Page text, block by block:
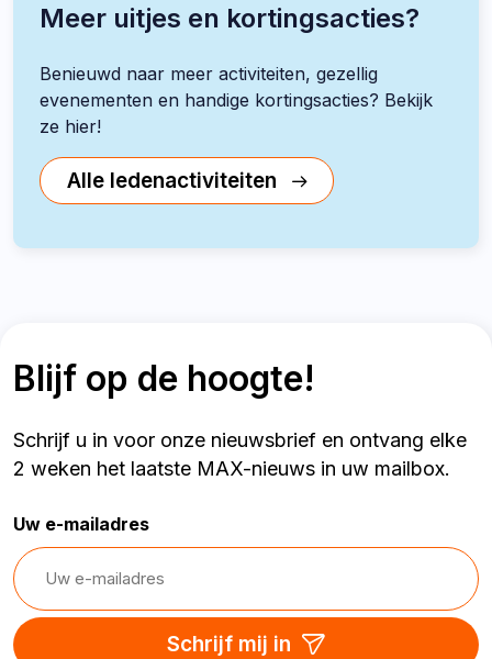
Meer uitjes en kortingsacties?
Benieuwd naar meer activiteiten, gezellig
evenementen en handige kortingsacties? Bekijk
ze hier!
Alle ledenactiviteiten
Blijf op de hoogte!
Schrijf u in voor onze nieuwsbrief en ontvang elke
2 weken het laatste MAX-nieuws in uw mailbox.
Uw e-mailadres
Schrijf mij in